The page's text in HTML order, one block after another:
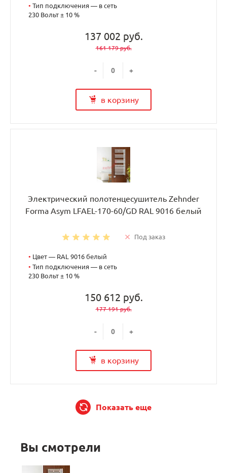
• Тип подключения — в сеть
230 Вольт ± 10 %
137 002 руб.
161 179 руб.
- +
в корзину
Электрический полотенцесушитель Zehnder
Forma Asym LFAEL-170-60/GD RAL 9016 белый
Под заказ
• Цвет — RAL 9016 белый
• Тип подключения — в сеть
230 Вольт ± 10 %
150 612 руб.
177 191 руб.
- +
в корзину
Показать еще
Вы смотрели